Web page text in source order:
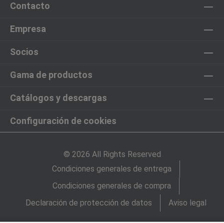
Contacto
Empresa
Socios
Gama de productos
Catálogos y descargas
Configuración de cookies
© 2026 All Rights Reserved
Condiciones generales de entrega
Condiciones generales de compra
Declaración de protección de datos
Aviso legal